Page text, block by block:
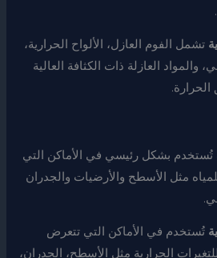
تشمل الفوم العازل، الألواح الحرارية،
والمواد العازلة ذات الكثافة العالية
الحرارة.
تُستخدم بشكل رئيسي في الأماكن التي
مثل الأسطح والأرضيات والجدران
تُستخدم في الأماكن التي تتعرض
الحرارية مثل الأسطح، الجدران،